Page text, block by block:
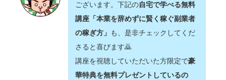
ございます。下記の自宅で学べる無料
講座「本業を辞めずに賢く稼ぐ副業者
の稼ぎ方」 も、是非チェックしてくだ
さると喜びます🙇‍
講座を視聴していただいた方限定で豪
華特典を無料プレゼントしているの